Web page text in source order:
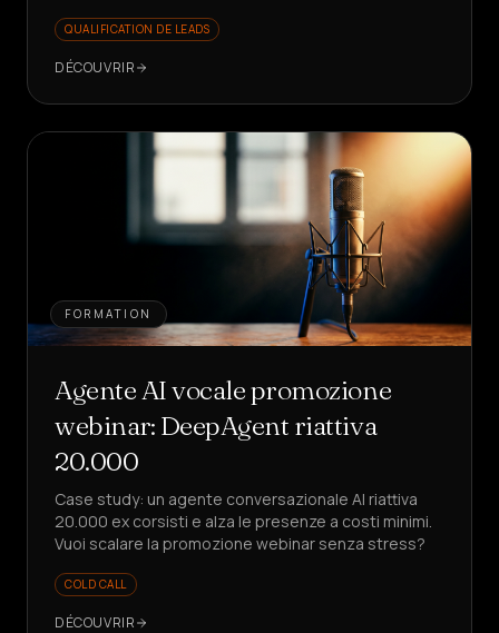
embaucher ?
QUALIFICATION DE LEADS
DÉCOUVRIR
FORMATION
Agente AI vocale promozione
webinar: DeepAgent riattiva
20.000
Case study: un agente conversazionale AI riattiva
20.000 ex corsisti e alza le presenze a costi minimi.
Vuoi scalare la promozione webinar senza stress?
COLD CALL
DÉCOUVRIR